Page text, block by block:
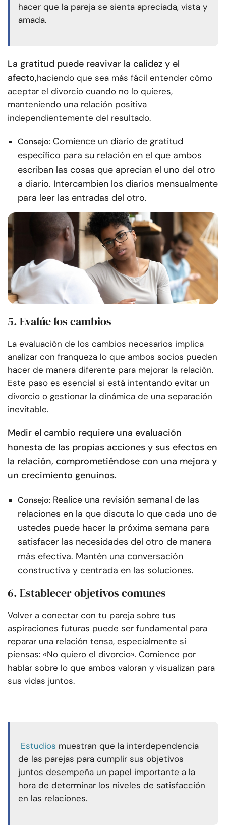
hacer que la pareja se sienta apreciada, vista y
amada.
La gratitud puede reavivar la calidez y el
afecto,haciendo que sea más fácil entender cómo
aceptar el divorcio cuando no lo quieres,
manteniendo una relación positiva
independientemente del resultado.
Consejo: Comience un diario de gratitud
específico para su relación en el que ambos
escriban las cosas que aprecian el uno del otro
a diario. Intercambien los diarios mensualmente
para leer las entradas del otro.
5. Evalúe los cambios
La evaluación de los cambios necesarios implica
analizar con franqueza lo que ambos socios pueden
hacer de manera diferente para mejorar la relación.
Este paso es esencial si está intentando evitar un
divorcio o gestionar la dinámica de una separación
inevitable.
Medir el cambio requiere una evaluación
honesta de las propias acciones y sus efectos en
la relación, comprometiéndose con una mejora y
un crecimiento genuinos.
Consejo: Realice una revisión semanal de las
relaciones en la que discuta lo que cada uno de
ustedes puede hacer la próxima semana para
satisfacer las necesidades del otro de manera
más efectiva. Mantén una conversación
constructiva y centrada en las soluciones.
6. Establecer objetivos comunes
Volver a conectar con tu pareja sobre tus
aspiraciones futuras puede ser fundamental para
reparar una relación tensa, especialmente si
piensas: «No quiero el divorcio». Comience por
hablar sobre lo que ambos valoran y visualizan para
sus vidas juntos.
Estudios muestran que la interdependencia
de las parejas para cumplir sus objetivos
juntos desempeña un papel importante a la
hora de determinar los niveles de satisfacción
en las relaciones.